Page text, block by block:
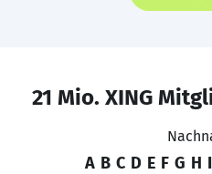
21 Mio. XING
A B C D E F G H I